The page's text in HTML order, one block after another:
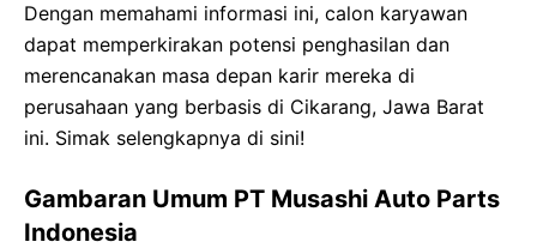
Dengan memahami informasi ini, calon karyawan
dapat memperkirakan potensi penghasilan dan
merencanakan masa depan karir mereka di
perusahaan yang berbasis di Cikarang, Jawa Barat
ini. Simak selengkapnya di sini!
Gambaran Umum PT Musashi Auto Parts
Indonesia